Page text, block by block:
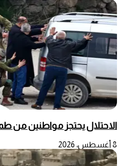
الاحتلال يحتجز مواطنين من
8 أغسطس، 2026